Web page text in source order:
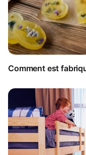
Comment est